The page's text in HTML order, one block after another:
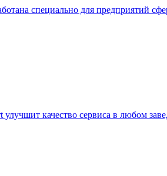
специально для предприятий
качество сервиса в любом